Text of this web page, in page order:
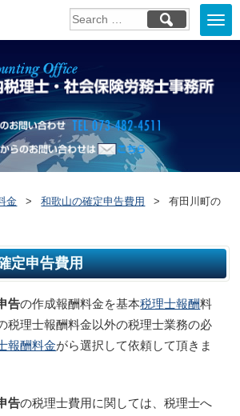
お電話でのお
からのお問い合わせはこ
金 > 和歌山の確定申告費用 >
有田川町の
定申告費用
告の作成報酬料金を基本税理士報酬料
税理士報酬料金以外の税理士業務の必
報酬料金がら選択して依頼して頂きま
告の税理士費用に関しては、税理士へ